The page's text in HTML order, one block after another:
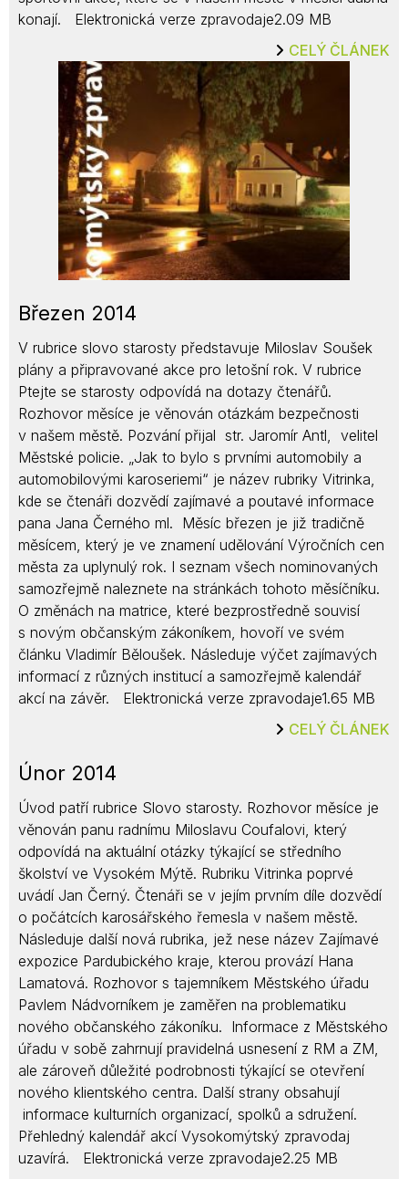
konají. Elektronická verze zpravodaje2.09 MB
CELÝ ČLÁNEK
Březen 2014
V rubrice slovo starosty představuje Miloslav Soušek
plány a připravované akce pro letošní rok. V rubrice
Ptejte se starosty odpovídá na dotazy čtenářů.
Rozhovor měsíce je věnován otázkám bezpečnosti
v našem městě. Pozvání přijal str. Jaromír Antl, velitel
Městské policie. „Jak to bylo s prvními automobily a
automobilovými karoseriemi“ je název rubriky Vitrinka,
kde se čtenáři dozvědí zajímavé a poutavé informace
pana Jana Černého ml. Měsíc březen je již tradičně
měsícem, který je ve znamení udělování Výročních cen
města za uplynulý rok. I seznam všech nominovaných
samozřejmě naleznete na stránkách tohoto měsíčníku.
O změnách na matrice, které bezprostředně souvisí
s novým občanským zákoníkem, hovoří ve svém
článku Vladimír Běloušek. Následuje výčet zajímavých
informací z různých institucí a samozřejmě kalendář
akcí na závěr. Elektronická verze zpravodaje1.65 MB
CELÝ ČLÁNEK
Únor 2014
Úvod patří rubrice Slovo starosty. Rozhovor měsíce je
věnován panu radnímu Miloslavu Coufalovi, který
odpovídá na aktuální otázky týkající se středního
školství ve Vysokém Mýtě. Rubriku Vitrinka poprvé
uvádí Jan Černý. Čtenáři se v jejím prvním díle dozvědí
o počátcích karosářského řemesla v našem městě.
Následuje další nová rubrika, jež nese název Zajímavé
expozice Pardubického kraje, kterou provází Hana
Lamatová. Rozhovor s tajemníkem Městského úřadu
Pavlem Nádvorníkem je zaměřen na problematiku
nového občanského zákoníku. Informace z Městského
úřadu v sobě zahrnují pravidelná usnesení z RM a ZM,
ale zároveň důležité podrobnosti týkající se otevření
nového klientského centra. Další strany obsahují
informace kulturních organizací, spolků a sdružení.
Přehledný kalendář akcí Vysokomýtský zpravodaj
uzavírá. Elektronická verze zpravodaje2.25 MB